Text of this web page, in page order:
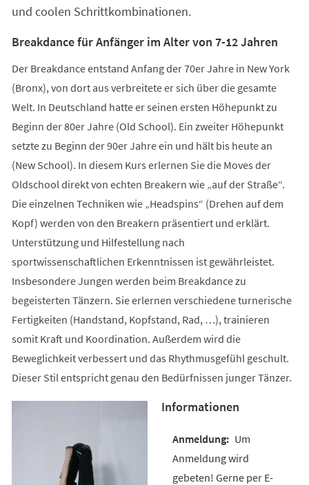
und coolen Schrittkombinationen.
Breakdance für Anfänger im Alter von 7-12 Jahren
Der Breakdance entstand Anfang der 70er Jahre in New York
(Bronx), von dort aus verbreitete er sich über die gesamte
Welt. In Deutschland hatte er seinen ersten Höhepunkt zu
Beginn der 80er Jahre (Old School). Ein zweiter Höhepunkt
setzte zu Beginn der 90er Jahre ein und hält bis heute an
(New School). In diesem Kurs erlernen Sie die Moves der
Oldschool direkt von echten Breakern wie „auf der Straße“.
Die einzelnen Techniken wie „Headspins“ (Drehen auf dem
Kopf) werden von den Breakern präsentiert und erklärt.
Unterstützung und Hilfestellung nach
sportwissenschaftlichen Erkenntnissen ist gewährleistet.
Insbesondere Jungen werden beim Breakdance zu
begeisterten Tänzern. Sie erlernen verschiedene turnerische
Fertigkeiten (Handstand, Kopfstand, Rad, …), trainieren
somit Kraft und Koordination. Außerdem wird die
Beweglichkeit verbessert und das Rhythmusgefühl geschult.
Dieser Stil entspricht genau den Bedürfnissen junger Tänzer.
Informationen
Um
Anmeldung wird
gebeten! Gerne per E-